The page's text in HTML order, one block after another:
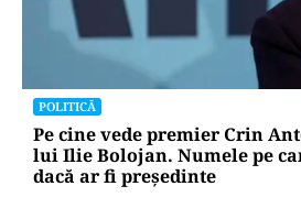
POLITICĂ
Pe cine vede premier Crin
lui Ilie Bolojan. Numele pe
dacă ar fi președinte